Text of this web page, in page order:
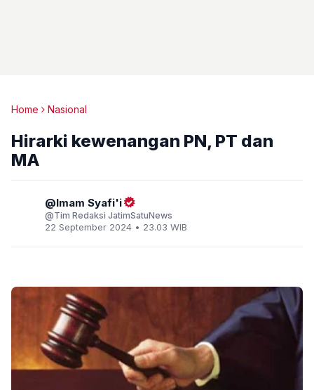
Home Nasional
Hirarki kewenangan PN, PT dan
MA
Imam Syafi'i
Tim Redaksi JatimSatuNews
22 September 2024 • 23.03 WIB